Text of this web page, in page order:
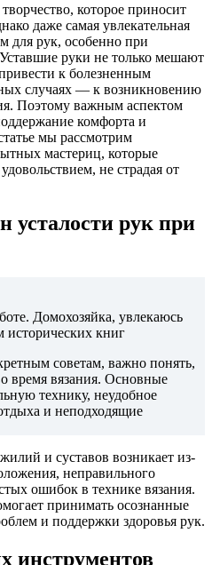
которое приносит
даже самая увлекательная
для рук, особенно при
руки не только мешают
к болезненным
случаях — к возникновению
Поэтому важным аспектом
комфорта и
мы рассмотрим
мастериц, которые
не страдая от
усталости рук при
Домохозяйка, увлекаюсь
исторических книг
советам, важно понять,
время вязания. Основные
технику, неудобное
и неподходящие
и суставов возникает из-
неправильного
ошибок в технике вязания.
принимать осознанные
и поддержки здоровья рук.
инструментов